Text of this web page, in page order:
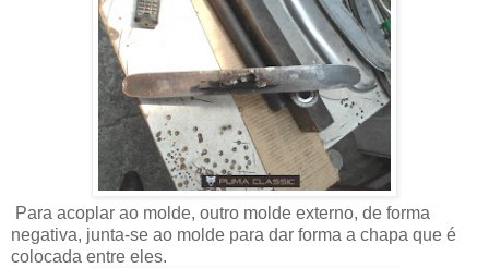
Para acoplar ao molde, outro molde externo, de forma
negativa, junta-se ao molde para dar forma a chapa que é
colocada entre eles.